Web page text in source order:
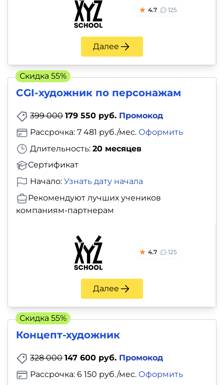
4.7 125
Далее
CGI-художник по персонажам
399 000 179 550 руб. Промокод
Длительность: 20 месяцев
Сертификат
Рассрочка: 7 481 руб./мес. Оформить
Начало: Узнать дату начала
Рекомендуют лучших учеников
компаниям-партнерам
4.7 125
Далее
Скидка 55%
Концепт-художник
328 000 147 600 руб. Промокод
Рассрочка: 6 150 руб./мес. Оформить
Скидка 55%